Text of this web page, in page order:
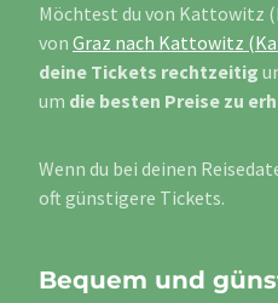
Möchtest du von Kattowitz
von Graz nach Kattowitz
deine Tickets rechtzeitig
um die besten Preise zu
Wenn du bei deinen
oft günstigere Tickets.
Bequem und